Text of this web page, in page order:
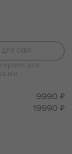
9990 ₽
19990 ₽